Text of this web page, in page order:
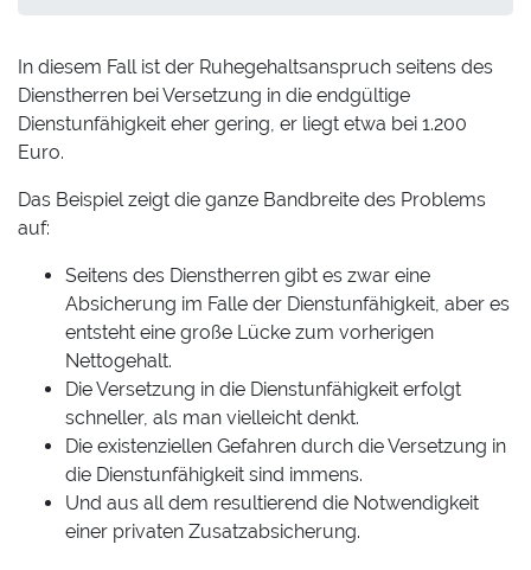
In diesem Fall ist der Ruhegehaltsanspruch seitens des
Dienstherren bei Versetzung in die endgültige
Dienstunfähigkeit eher gering, er liegt etwa bei 1.200
Euro.
Das Beispiel zeigt die ganze Bandbreite des Problems
auf:
Seitens des Dienstherren gibt es zwar eine
Absicherung im Falle der Dienstunfähigkeit, aber es
entsteht eine große Lücke zum vorherigen
Nettogehalt.
Die Versetzung in die Dienstunfähigkeit erfolgt
schneller, als man vielleicht denkt.
Die existenziellen Gefahren durch die Versetzung in
die Dienstunfähigkeit sind immens.
Und aus all dem resultierend die Notwendigkeit
einer privaten Zusatzabsicherung.